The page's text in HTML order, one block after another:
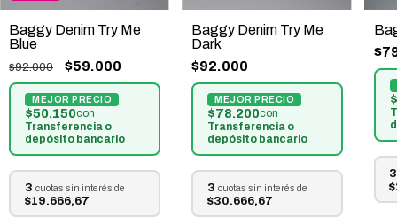
Baggy Denim Try Me
Blue
$92.000 $59.000
$50.150con
Transferencia o
depósito bancario
3 cuotas sin interés de
$19.666,67
Baggy Denim Try Me
Dark
$92.000
$78.200con
Transferencia o
depósito bancario
3 cuotas sin interés de
$30.666,67
3